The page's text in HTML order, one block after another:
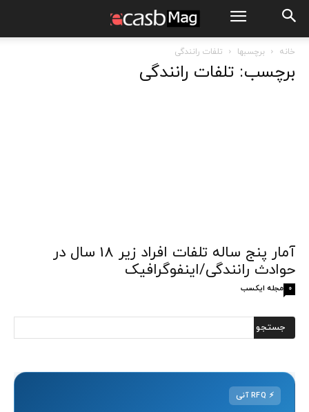
خانه برچسبها تلفات رانندگی
برچسب: تلفات رانندگی
آمار پنج ساله تلفات افراد زیر 18 سال در
حوادث رانندگی/اینفوگرافیک
مجله ایکسب 0
⚡